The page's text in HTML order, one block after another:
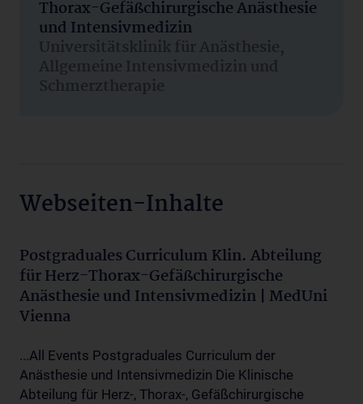
Thorax-Gefäßchirurgische Anästhesie
und Intensivmedizin
Universitätsklinik für Anästhesie,
Allgemeine Intensivmedizin und
Schmerztherapie
Webseiten-Inhalte
Postgraduales Curriculum Klin. Abteilung
für Herz-Thorax-Gefäßchirurgische
Anästhesie und Intensivmedizin | MedUni
Vienna
...All Events Postgraduales Curriculum der
Anästhesie und Intensivmedizin Die Klinische
Abteilung für Herz-, Thorax-, Gefäßchirurgische